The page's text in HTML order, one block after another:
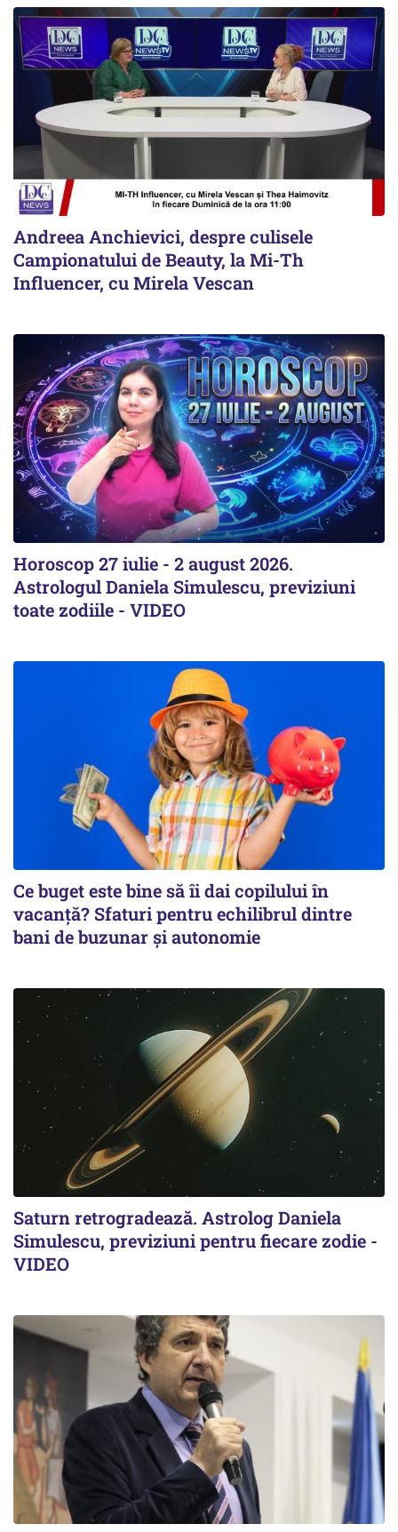
Andreea Anchievici, despre culisele
Campionatului de Beauty, la Mi-Th
Influencer, cu Mirela Vescan
Horoscop 27 iulie - 2 august 2026.
Astrologul Daniela Simulescu, previziuni
toate zodiile - VIDEO
Ce buget este bine să îi dai copilului în
vacanță? Sfaturi pentru echilibrul dintre
bani de buzunar și autonomie
Saturn retrogradează. Astrolog Daniela
Simulescu, previziuni pentru fiecare zodie -
VIDEO